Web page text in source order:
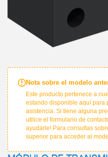
Nota sobre el modelo
Este producto pertenece a
estando disponible aquí para
asistencia. Si tiene alguna
utilice el formulario de
ayudarle! Para consultas
superior para acceder al